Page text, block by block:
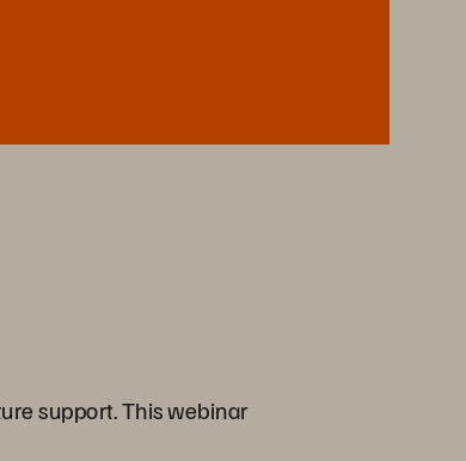
support. This webinar